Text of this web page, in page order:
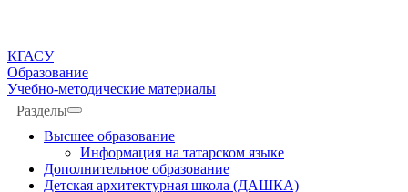
КГАСУ
Образование
Учебно-методические материалы
Разделы
Высшее образование
Информация на татарском языке
Дополнительное образование
Детская архитектурная школа (ДАШКА)